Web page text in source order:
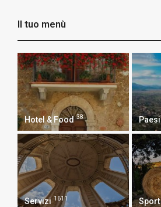
Il tuo menù
Hotel & Food 38 Paesi
Servizi 1611 Sport